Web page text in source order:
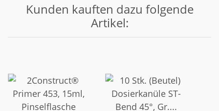
Kunden kauften dazu folgende
Artikel: